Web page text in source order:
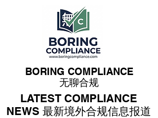
BORING COMPLIANCE
无聊合规
LATEST COMPLIANCE
NEWS 最新境外合规信息报道